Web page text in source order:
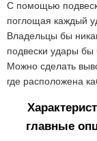
С помощью
поглощая каждый
Владельцы бы
подвески удары бы
Можно сделать
где расположена
главные